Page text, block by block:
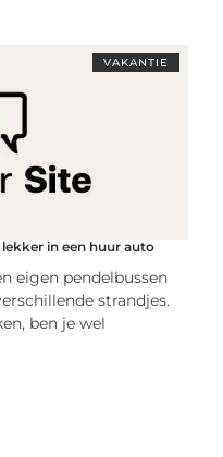
VAKANTIE
in een huur auto
eigen pendelbussen
strandjes.
ben je wel